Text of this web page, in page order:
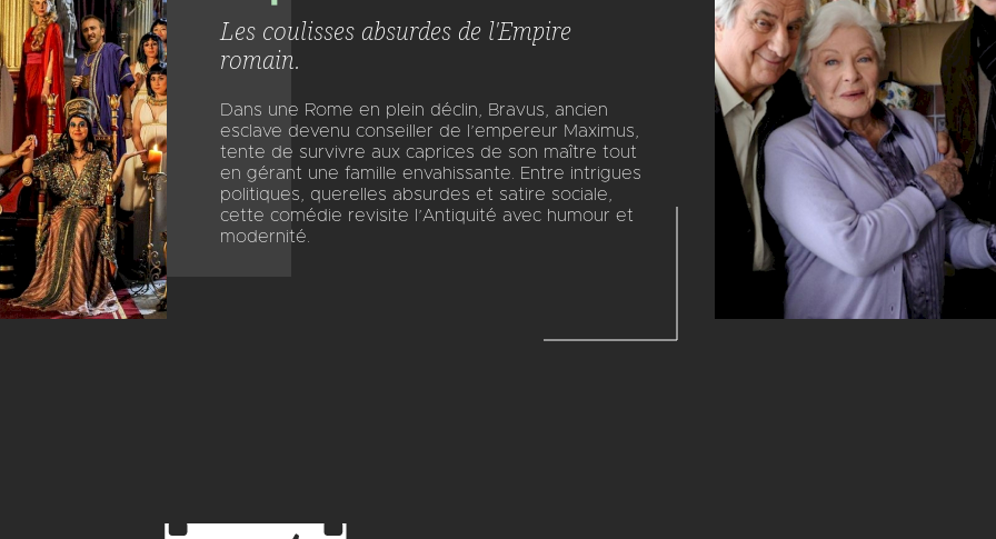
Les coulisses absurdes de l'Empire
romain.
Dans une Rome en plein déclin, Bravus, ancien
esclave devenu conseiller de l’empereur Maximus,
tente de survivre aux caprices de son maître tout
en gérant une famille envahissante. Entre intrigues
politiques, querelles absurdes et satire sociale,
cette comédie revisite l’Antiquité avec humour et
modernité.